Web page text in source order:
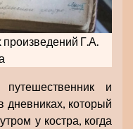
Г.А.
и
который
у костра, когда